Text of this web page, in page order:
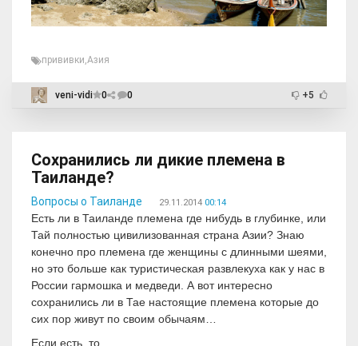
прививки,Азия
veni-vidi 0 0 +5
Сохранились ли дикие племена в
Таиланде?
Вопросы о Таиланде 29.11.2014 00:14
Есть ли в Таиланде племена где нибудь в глубинке, или
Тай полностью цивилизованная страна Азии? Знаю
конечно про племена где женщины с длинными шеями,
но это больше как туристическая развлекуха как у нас в
России гармошка и медведи. А вот интересно
сохранились ли в Тае настоящие племена которые до
сих пор живут по своим обычаям…
Если есть, то